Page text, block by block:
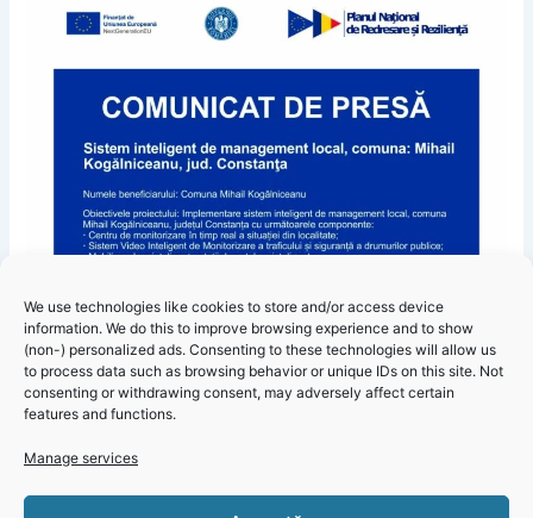
We use technologies like cookies to store and/or access device
information. We do this to improve browsing experience and to show
(non-) personalized ads. Consenting to these technologies will allow us
to process data such as browsing behavior or unique IDs on this site. Not
consenting or withdrawing consent, may adversely affect certain
features and functions.
Manage services
Primăria Mihail Kogălniceanu – Informare proiect Sistem